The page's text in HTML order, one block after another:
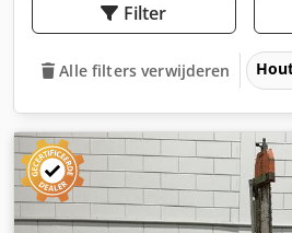
Filter
Alle filters verwijderen